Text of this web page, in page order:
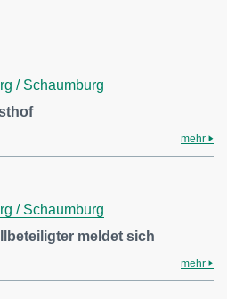
/ Schaumburg
mehr
/ Schaumburg
meldet sich
mehr